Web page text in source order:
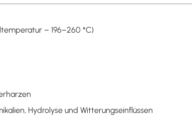
– 196–260 °C)
Hydrolyse und Witterungseinflüssen